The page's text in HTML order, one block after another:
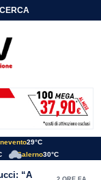
CERCA
29°C
Salerno30°C
“A